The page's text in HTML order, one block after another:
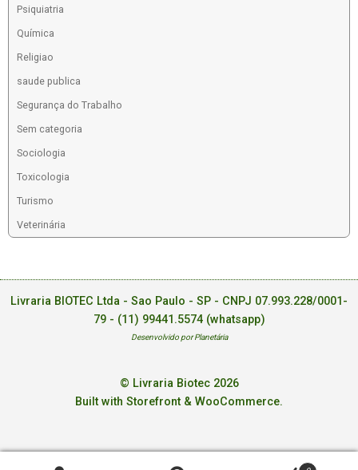
Psiquiatria
Química
Religiao
saude publica
Segurança do Trabalho
Sem categoria
Sociologia
Toxicologia
Turismo
Veterinária
Livraria BIOTEC Ltda - Sao Paulo - SP - CNPJ 07.993.228/0001-
79 - (11) 99441.5574 (whatsapp)
Desenvolvido por Planetária
© Livraria Biotec 2026
Built with Storefront & WooCommerce.